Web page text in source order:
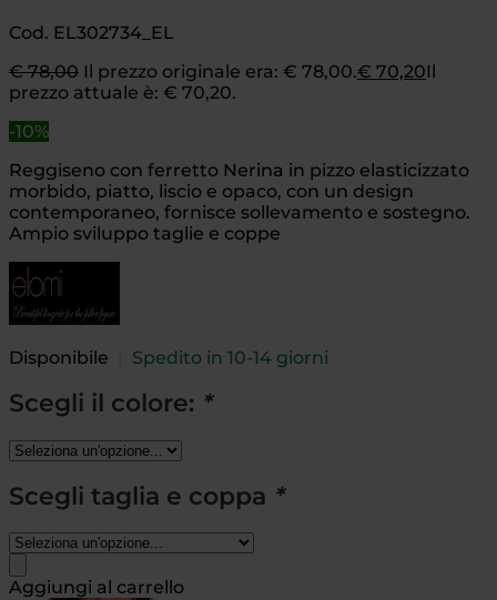
Cod. EL302734_EL
€78,00 Il prezzo originale era: € 78,00.€ 70,20Il
prezzo attuale è: € 70,20.
-10%
Reggiseno con ferretto Nerina in pizzo elasticizzato
morbido, piatto, liscio e opaco, con un design
contemporaneo, fornisce sollevamento e sostegno.
Ampio sviluppo taglie e coppe
Disponibile Spedito in 10-14 giorni
Scegli il colore: *
Scegli taglia e coppa *
Aggiungi al carrello